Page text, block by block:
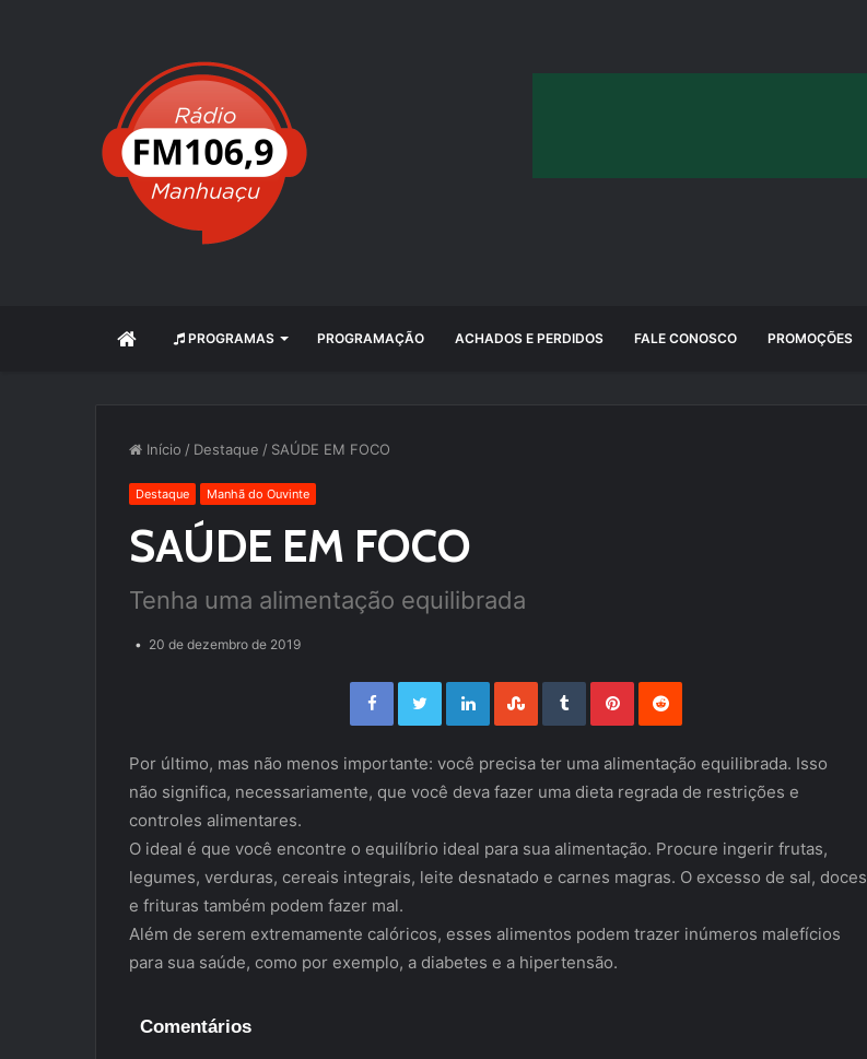
INÍCIO PROGRAMAS PROGRAMAÇÃO ACHADOS E PERDIDOS FALE CONOSCO PROMOÇÕES
Início / Destaque / SAÚDE EM FOCO
Destaque Manhã do Ouvinte
SAÚDE EM FOCO
Tenha uma alimentação equilibrada
20 de dezembro de 2019
Facebook Twitter LinkedIn StumbleUpon Tumblr Pinterest
Por último, mas não menos importante: você precisa ter uma alimentação equilibrada. Isso
não significa, necessariamente, que você deva fazer uma dieta regrada de restrições e
controles alimentares.
O ideal é que você encontre o equilíbrio ideal para sua alimentação. Procure ingerir frutas,
legumes, verduras, cereais integrais, leite desnatado e carnes magras. O excesso de sal, doces
e frituras também podem fazer mal.
Além de serem extremamente calóricos, esses alimentos podem trazer inúmeros malefícios
para sua saúde, como por exemplo, a diabetes e a hipertensão.
Comentários